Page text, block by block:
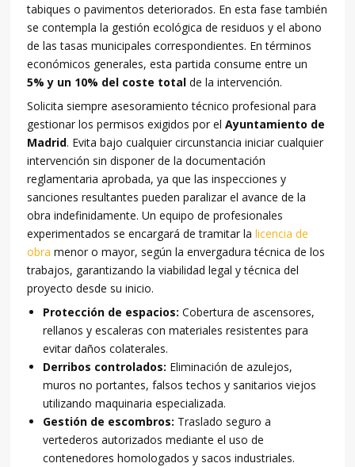
tabiques o pavimentos deteriorados. En esta fase también
se contempla la gestión ecológica de residuos y el abono
de las tasas municipales correspondientes. En términos
económicos generales, esta partida consume entre un
5% y un 10% del coste total de la intervención.
Solicita siempre asesoramiento técnico profesional para
gestionar los permisos exigidos por elAyuntamiento de
Madrid. Evita bajo cualquier circunstancia iniciar cualquier
intervención sin disponer de la documentación
reglamentaria aprobada, ya que las inspecciones y
sanciones resultantes pueden paralizar el avance de la
obra indefinidamente. Un equipo de profesionales
experimentados se encargará de tramitar lalicencia de
obra menor o mayor, según la envergadura técnica de los
trabajos, garantizando la viabilidad legal y técnica del
proyecto desde su inicio.
Protección de espacios: Cobertura de ascensores,
rellanos y escaleras con materiales resistentes para
evitar daños colaterales.
Derribos controlados: Eliminación de azulejos,
muros no portantes, falsos techos y sanitarios viejos
utilizando maquinaria especializada.
Gestión de escombros: Traslado seguro a
vertederos autorizados mediante el uso de
contenedores homologados y sacos industriales.